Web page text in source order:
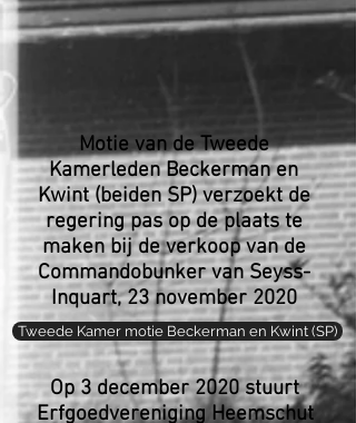
Motie van de Tweede
Kamerleden Beckerman en
Kwint (beiden SP) verzoekt de
regering pas op de plaats te
maken bij de verkoop van de
Commandobunker van Seyss-
Inquart, 23 november 2020
Tweede Kamer motie Beckerman en Kwint (SP)
Op 3 december 2020 stuurt
Erfgoedvereniging Heemschut